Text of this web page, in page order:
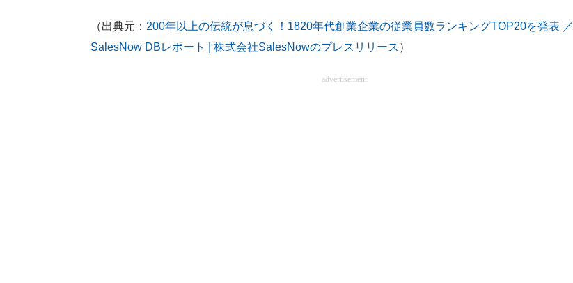
（出典元： 200年以上の伝統が息づく！1820年代創業企業の従業員数ランキングTOP20を発表 ／
SalesNow DBレポート | 株式会社SalesNowのプレスリリース ）
advertisement